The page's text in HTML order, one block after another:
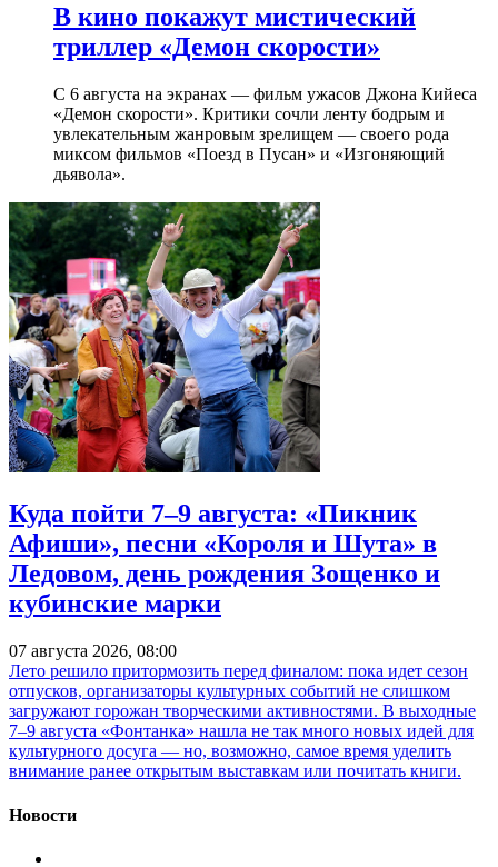
В кино покажут мистический
триллер «Демон скорости»
С 6 августа на экранах — фильм ужасов Джона Кийеса
«Демон скорости». Критики сочли ленту бодрым и
увлекательным жанровым зрелищeм — своего рода
миксом фильмов «Поезд в Пусан» и «Изгоняющий
дьявола».
Куда пойти 7–9 августа: «Пикник
Афиши», песни «Короля и Шута» в
Ледовом, день рождения Зощенко и
кубинские марки
07 августа 2026, 08:00
Лето решило притормозить перед финалом: пока идет сезон
отпусков, организаторы культурных событий не слишком
загружают горожан творческими активностями. В выходные
7–9 августа «Фонтанка» нашла не так много новых идей для
культурного досуга — но, возможно, самое время уделить
внимание ранее открытым выставкам или почитать книги.
Новости